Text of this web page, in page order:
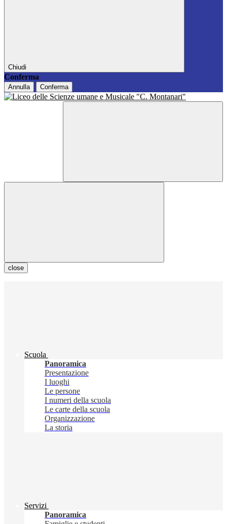
Chiudi
Conferma
Annulla Conferma
close
Scuola
Panoramica
Presentazione
I luoghi
Le persone
I numeri della scuola
Le carte della scuola
Organizzazione
La storia
Servizi
Panoramica